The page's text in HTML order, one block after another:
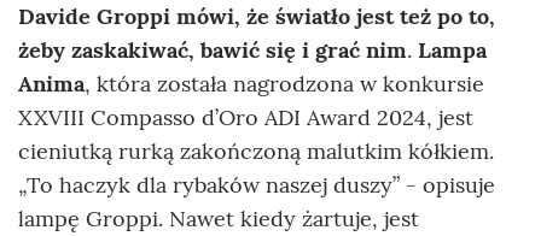
Davide Groppi mówi, że światło jest też po to,
żeby zaskakiwać, bawić się i grać nim. Lampa
Anima, która została nagrodzona w konkursie
XXVIII Compasso d’Oro ADI Award 2024, jest
cieniutką rurką zakończoną malutkim kółkiem.
„To haczyk dla rybaków naszej duszy” - opisuje
lampę Groppi. Nawet kiedy żartuje, jest